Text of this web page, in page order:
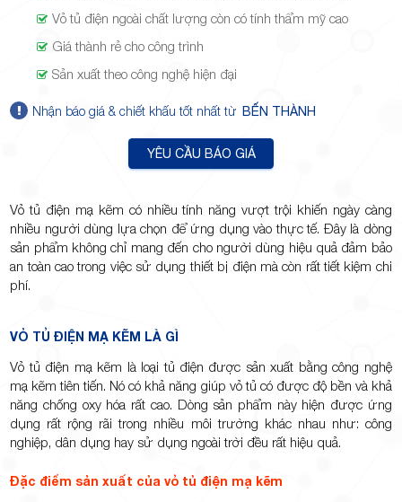
phường
Hiệp Phú,
TP.Thủ
Đức,
Vỏ tủ điện ngoài chất lượng còn có tính thẩm mỹ cao
Giá thành rẻ cho công trình
Sản xuất theo công nghệ hiện đại
Nhận báo giá & chiết khấu tốt nhất từ BẾN THÀNH
YÊU CẦU BÁO GIÁ
Vỏ tủ điện mạ kẽm có nhiều tính năng vượt trội khiến ngày càng
nhiều người dùng lựa chọn để ứng dụng vào thực tế. Đây là dòng
sản phẩm không chỉ mang đến cho người dùng hiệu quả đảm bảo
an toàn cao trong việc sử dụng thiết bị điện mà còn rất tiết kiệm chi
phí.
VỎ TỦ ĐIỆN MẠ KẼM LÀ GÌ
Vỏ tủ điện mạ kẽm là loại tủ điện được sản xuất bằng công nghệ
mạ kẽm tiên tiến. Nó có khả năng giúp vỏ tủ có được độ bền và khả
năng chống oxy hóa rất cao. Dòng sản phẩm này hiện được ứng
dụng rất rộng rãi trong nhiều môi trường khác nhau như: công
nghiệp, dân dụng hay sử dụng ngoài trời đều rất hiệu quả.
Đặc điểm sản xuất của vỏ tủ điện mạ kẽm